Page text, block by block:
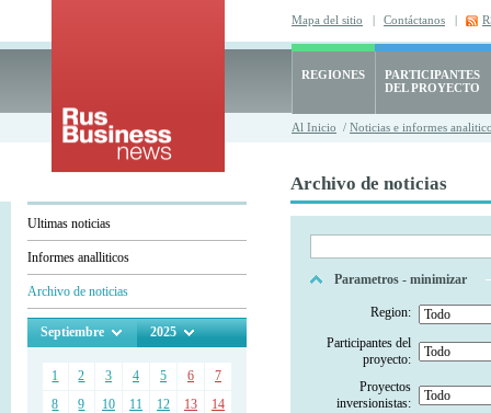
Mapa del sitio | Contáctanos |
REGIONES
PARTICIPANTES
DEL PROYECTO
Al Inicio / Noticias e informes
Ultimas noticias
Informes analliticos
Archivo de noticias
Septiembre 2025
1 2 3 4 5 6
7
8
9 10 11 12 13
14
Archivo de noticias
Parametros - minimizar
Region:
Participantes del
proyecto:
Proyectos
inversionistas: